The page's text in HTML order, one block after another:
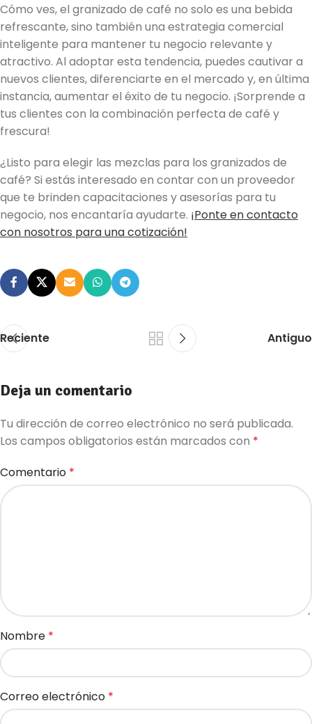
Cómo ves, el granizado de café no solo es una bebida
refrescante, sino también una estrategia comercial
inteligente para mantener tu negocio relevante y
atractivo. Al adoptar esta tendencia, puedes cautivar a
nuevos clientes, diferenciarte en el mercado y, en última
instancia, aumentar el éxito de tu negocio. ¡Sorprende a
tus clientes con la combinación perfecta de café y
frescura!
¿Listo para elegir las mezclas para los granizados de
café? Si estás interesado en contar con un proveedor
que te brinden capacitaciones y asesorías para tu
negocio, nos encantaría ayudarte. ¡Ponte en contacto
con nosotros para una cotización!
Reciente Antiguo
Deja un comentario
Tu dirección de correo electrónico no será publicada.
Los campos obligatorios están marcados con *
Comentario *
Nombre *
Correo electrónico *